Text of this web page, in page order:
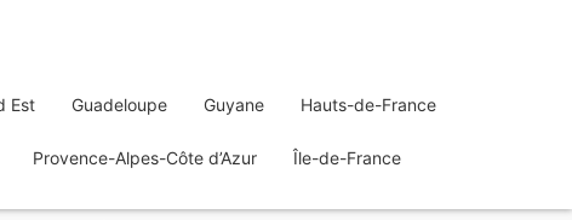
Est Guadeloupe Guyane Hauts-de-France
Provence-Alpes-Côte d’Azur Île-de-France